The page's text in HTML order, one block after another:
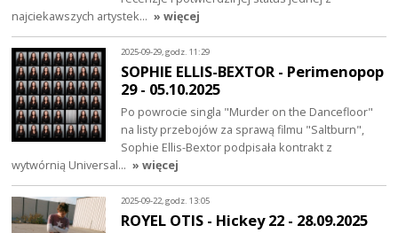
najciekawszych artystek… » więcej
2025-09-29, godz. 11:29
SOPHIE ELLIS-BEXTOR - Perimenopop
29 - 05.10.2025
Po powrocie singla "Murder on the Dancefloor"
na listy przebojów za sprawą filmu "Saltburn",
Sophie Ellis-Bextor podpisała kontrakt z
wytwórnią Universal… » więcej
2025-09-22, godz. 13:05
ROYEL OTIS - Hickey 22 - 28.09.2025